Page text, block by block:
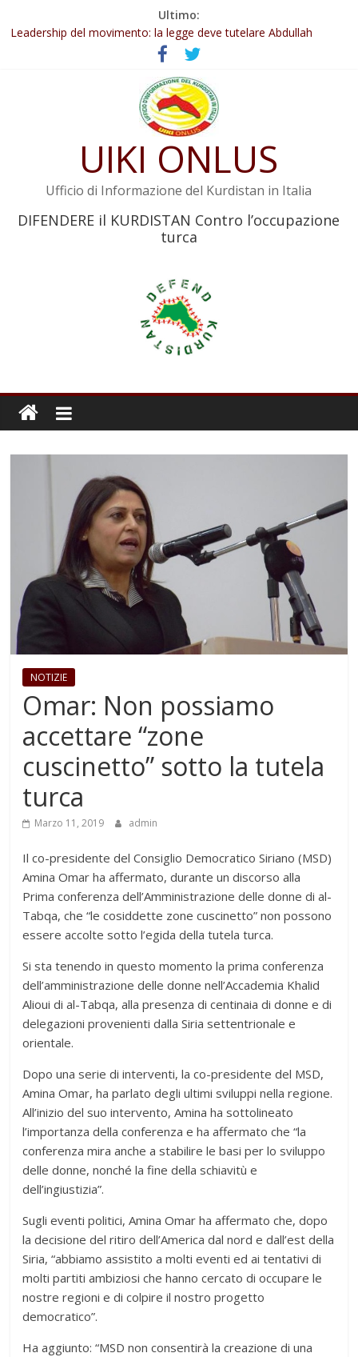
Ultimo:
Abdullah Öcalan: Le legge negativa deve essere trasformata in
legge positiva
Leadership del movimento: la legge deve tutelare Abdullah
Commissione donne del KNK: Şengal è di nuovo sotto minaccia
Non tenere conto della situazione di Rêber Apo ostacolerebbe
Il KNK chiede un’azione internazionale contro i crimini di guerra
UIKI ONLUS
Ufficio di Informazione del Kurdistan in Italia
DIFENDERE il KURDISTAN Contro l’occupazione
turca
NOTIZIE
Omar: Non possiamo
accettare “zone
cuscinetto” sotto la tutela
turca
Marzo 11, 2019 admin
Il co-presidente del Consiglio Democratico Siriano (MSD)
Amina Omar ha affermato, durante un discorso alla
Prima conferenza dell’Amministrazione delle donne di al-
Tabqa, che “le cosiddette zone cuscinetto” non possono
essere accolte sotto l’egida della tutela turca.
Si sta tenendo in questo momento la prima conferenza
dell’amministrazione delle donne nell’Accademia Khalid
Alioui di al-Tabqa, alla presenza di centinaia di donne e di
delegazioni provenienti dalla Siria settentrionale e
orientale.
Dopo una serie di interventi, la co-presidente del MSD,
Amina Omar, ha parlato degli ultimi sviluppi nella regione.
All’inizio del suo intervento, Amina ha sottolineato
l’importanza della conferenza e ha affermato che “la
conferenza mira anche a stabilire le basi per lo sviluppo
delle donne, nonché la fine della schiavitù e
dell’ingiustizia”.
Sugli eventi politici, Amina Omar ha affermato che, dopo
la decisione del ritiro dell’America dal nord e dall’est della
Siria, “abbiamo assistito a molti eventi ed ai tentativi di
molti partiti ambiziosi che hanno cercato di occupare le
nostre regioni e di colpire il nostro progetto
democratico”.
Ha aggiunto: “MSD non consentirà la creazione di una